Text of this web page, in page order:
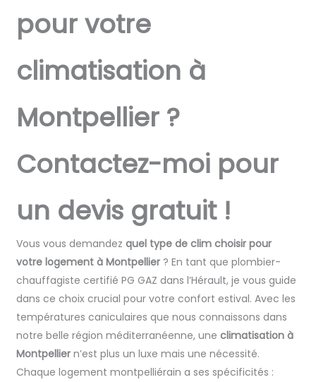
pour votre
climatisation à
Montpellier ?
Contactez-moi pour
un devis gratuit !
Vous vous demandez quel type de clim choisir pour
votre logement à Montpellier? En tant que plombier-
chauffagiste certifié PG GAZ dans l’Hérault, je vous guide
dans ce choix crucial pour votre confort estival. Avec les
températures caniculaires que nous connaissons dans
notre belle région méditerranéenne, une climatisation à
Montpelliern’est plus un luxe mais une nécessité.
Chaque logement montpelliérain a ses spécificités :